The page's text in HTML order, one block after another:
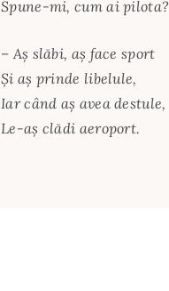
Spune-mi, cum ai pilota?
– Aş slăbi, aş face sport
Şi aş prinde libelule,
Iar când aş avea destule,
Le-aş clădi aeroport.